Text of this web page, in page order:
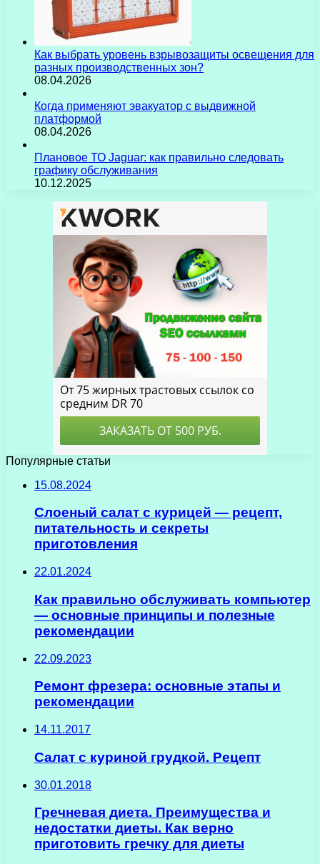
Как выбрать уровень взрывозащиты освещения для
разных производственных зон?
08.04.2026
Когда применяют эвакуатор с выдвижной
платформой
08.04.2026
Плановое ТО Jaguar: как правильно следовать
графику обслуживания
10.12.2025
Популярные статьи
15.08.2024
Слоеный салат с курицей — рецепт,
питательность и секреты
приготовления
22.01.2024
Как правильно обслуживать компьютер
— основные принципы и полезные
рекомендации
22.09.2023
Ремонт фрезера: основные этапы и
рекомендации
14.11.2017
Салат с куриной грудкой. Рецепт
30.01.2018
Гречневая диета. Преимущества и
недостатки диеты. Как верно
приготовить гречку для диеты